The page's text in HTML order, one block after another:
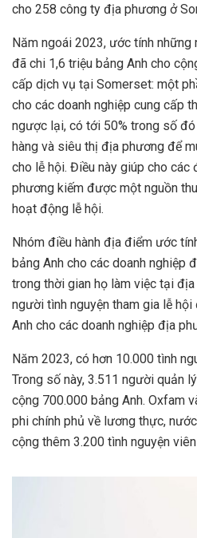
cho 258 công ty địa phương ở
Năm ngoái 2023, ước tính
đã chi 1,6 triệu bảng Anh cho
cấp dịch vụ tại Somerset: một
cho các doanh nghiệp cung cấp
ngược lại, có tới 50% trong số
hàng và siêu thị địa phương để
cho lễ hội. Điều này giúp cho các
phương kiếm được một nguồn
hoạt động lễ hội.
Nhóm điều hành địa điểm ước
bảng Anh cho các doanh nghiệp
trong thời gian họ làm việc tại
người tình nguyện tham gia lễ
Anh cho các doanh nghiệp địa
Năm 2023, có hơn 10.000 tình
Trong số này, 3.511 người quản
cộng 700.000 bảng Anh. Oxfam
phi chính phủ về lương thực,
cộng thêm 3.200 tình nguyện